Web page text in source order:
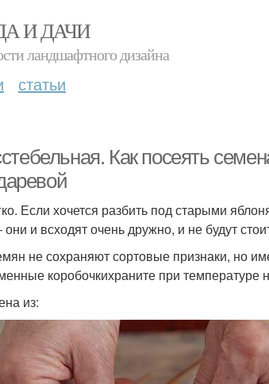
И ДАЧИ
ландшафтного дизайна
статьи
Как посеять
Если хочется разбить под старыми
и всходят очень дружно, и не будут
не сохраняют сортовые признаки, но
коробочкихраните при
из: